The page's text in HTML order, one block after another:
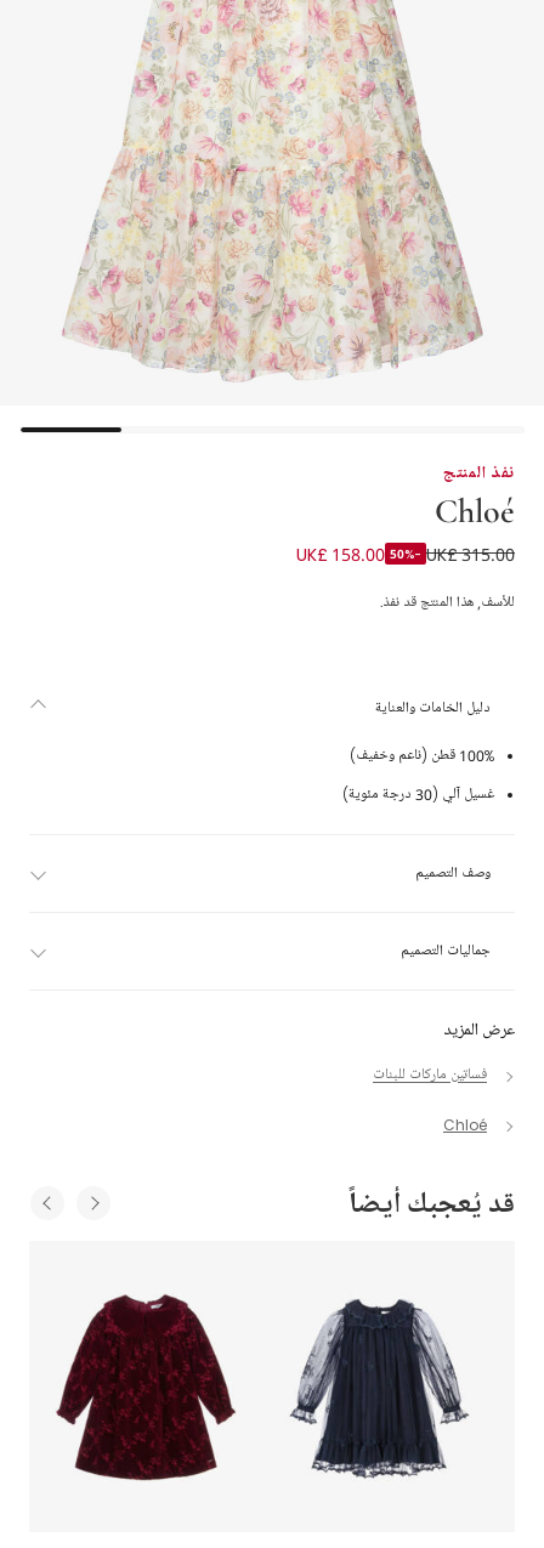
نفذ المنتج
Chloé
فستان قطن بطبعة ورود لون عاجي وزهري للبنات
UK£ 315.00
-50%
UK£ 158.00
للأسف, هذا المنتج قد نفذ.
عرض المزيد
فساتين ماركات للبنات
Chloé
دليل الخامات والعناية
100% قطن (ناعم وخفيف)
غسيل آلي (30 درجة مئوية)
وصف التصميم
جماليات التصميم
قد يُعجبك أيضاً